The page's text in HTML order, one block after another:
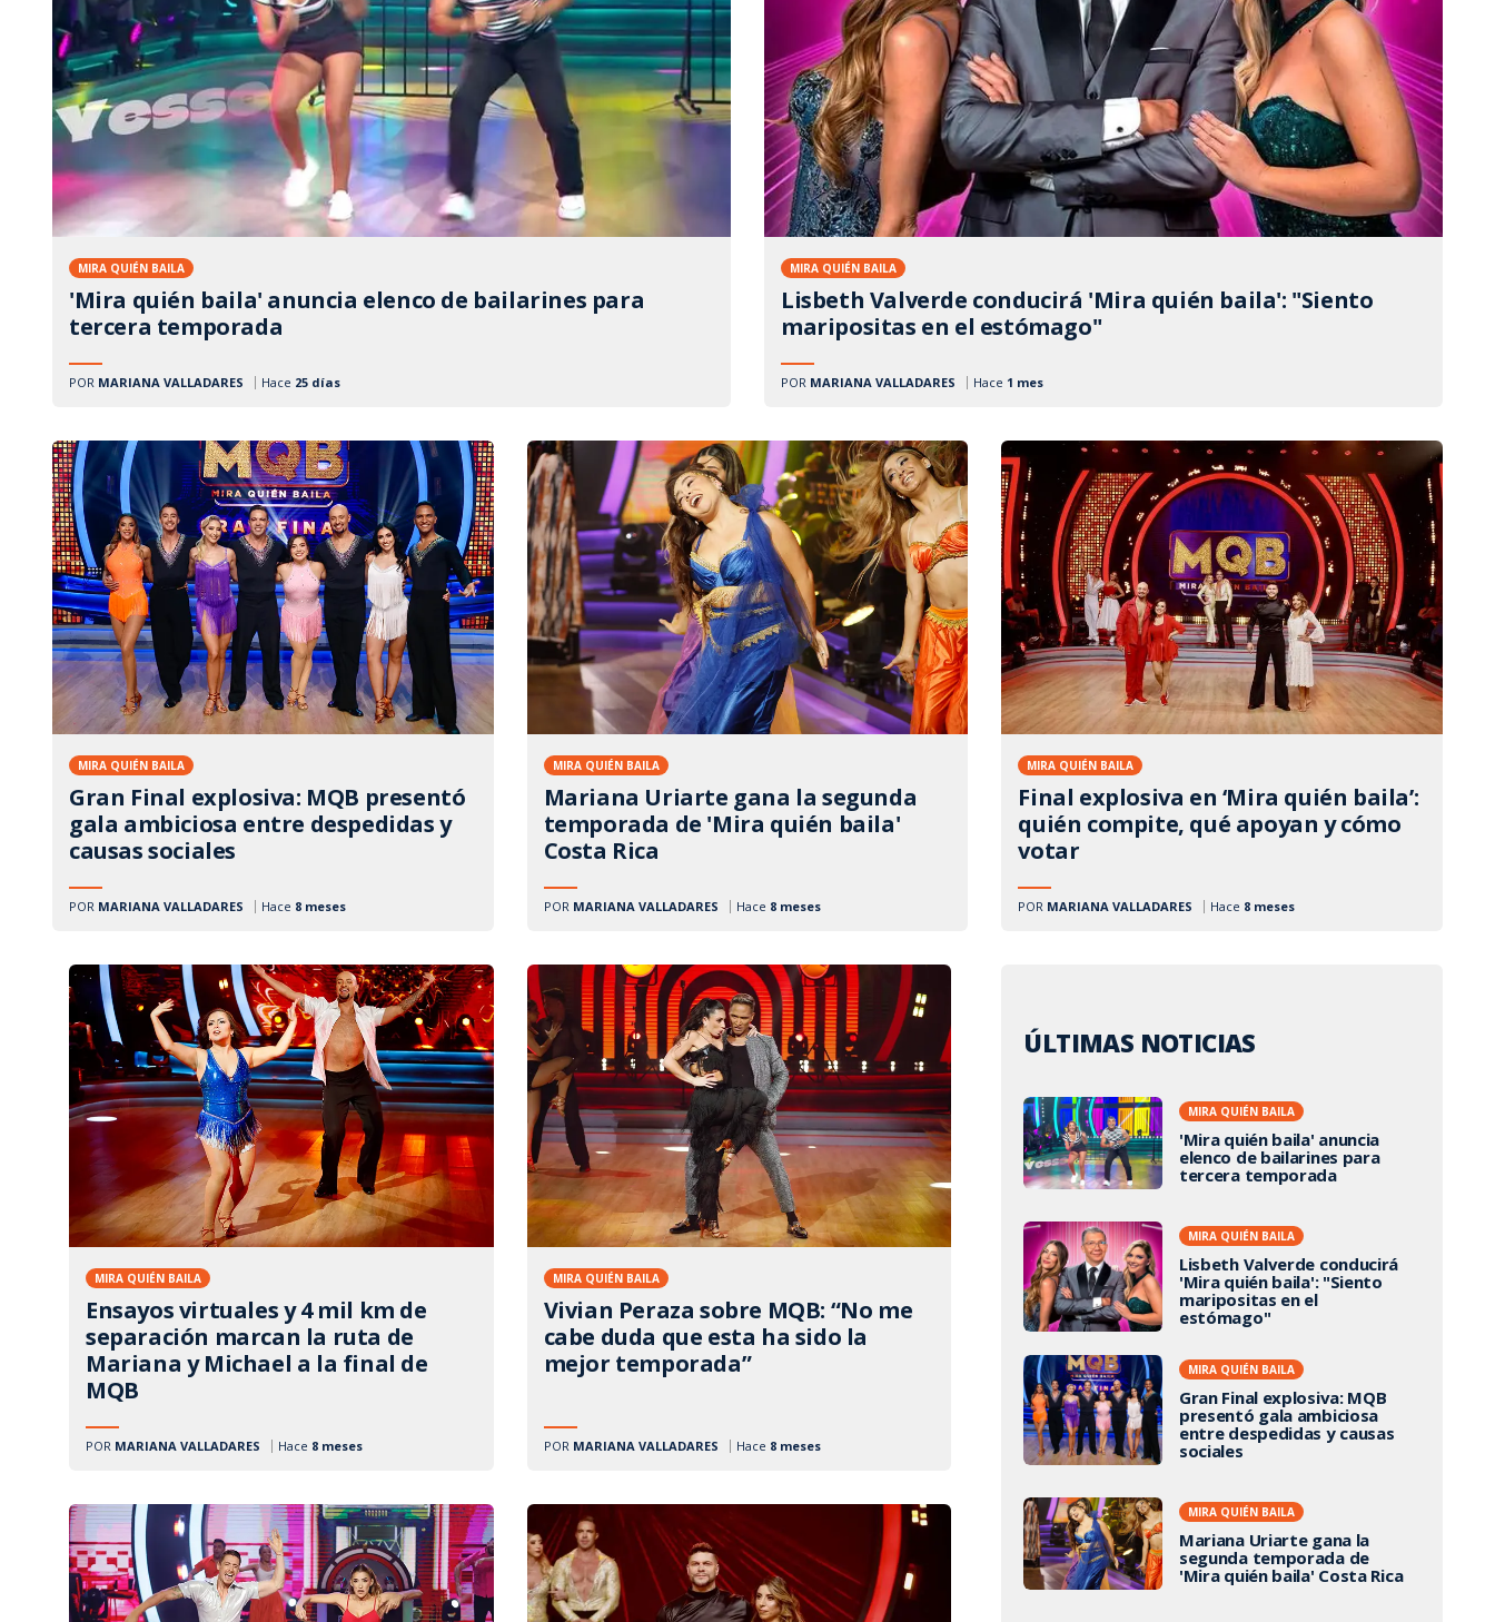
Tu Cara Me Suena
MIRA QUIÉN BAILA
'Mira quién baila' anuncia elenco de bailarines para
tercera temporada
Hace 25 días
POR MARIANA VALLADARES
MIRA QUIÉN BAILA
Lisbeth Valverde conducirá 'Mira quién baila': "Siento
maripositas en el estómago"
Hace 1 mes
POR MARIANA VALLADARES
MIRA QUIÉN BAILA
Gran Final explosiva: MQB presentó
gala ambiciosa entre despedidas y
causas sociales
Hace 8 meses
POR MARIANA VALLADARES
MIRA QUIÉN BAILA
Mariana Uriarte gana la segunda
temporada de 'Mira quién baila'
Costa Rica
Hace 8 meses
POR MARIANA VALLADARES
MIRA QUIÉN BAILA
Final explosiva en ‘Mira quién baila’:
quién compite, qué apoyan y cómo
votar
Hace 8 meses
POR MARIANA VALLADARES
MIRA QUIÉN BAILA
Ensayos virtuales y 4 mil km de
separación marcan la ruta de
Mariana y Michael a la final de
MQB
Hace 8 meses
POR MARIANA VALLADARES
MIRA QUIÉN BAILA
Vivian Peraza sobre MQB: “No me
cabe duda que esta ha sido la
mejor temporada”
Hace 8 meses
POR MARIANA VALLADARES
ÚLTIMAS NOTICIAS
MIRA QUIÉN BAILA
'Mira quién baila' anuncia
elenco de bailarines para
tercera temporada
MIRA QUIÉN BAILA
Lisbeth Valverde conducirá
'Mira quién baila': "Siento
maripositas en el
estómago"
MIRA QUIÉN BAILA
Gran Final explosiva: MQB
presentó gala ambiciosa
entre despedidas y causas
sociales
MIRA QUIÉN BAILA
Mariana Uriarte gana la
segunda temporada de
'Mira quién baila' Costa Rica